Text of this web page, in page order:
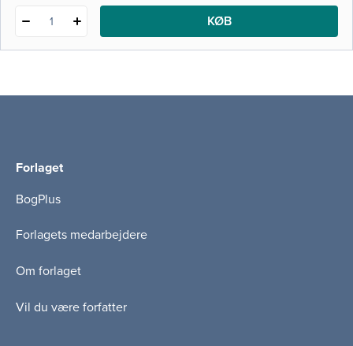
1 KØB
Forlaget
BogPlus
Forlagets medarbejdere
Om forlaget
Vil du være forfatter